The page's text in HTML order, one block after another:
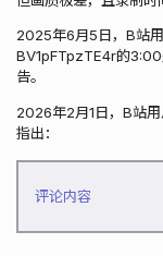
2025年6月5日，B站
BV1pFTpzTE4r的
告。
2026年2月1日，B站
指出：
评论内容